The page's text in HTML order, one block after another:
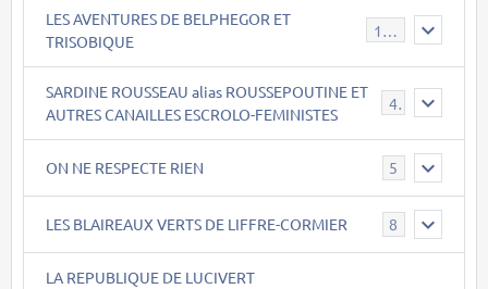
LES AVENTURES DE BELPHEGOR ET
TRISOBIQUE
147
SARDINE ROUSSEAU alias ROUSSEPOUTINE ET
AUTRES CANAILLES ESCROLO-FEMINISTES
40
ON NE RESPECTE RIEN 5
LES BLAIREAUX VERTS DE LIFFRE-CORMIER 8
LA REPUBLIQUE DE LUCIVERT